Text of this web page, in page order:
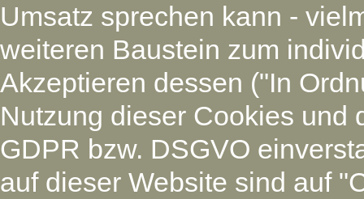
Umsatz sprechen kann -
weiteren Baustein zum
Akzeptieren dessen ("In
Nutzung dieser Cookies und
GDPR bzw. DSGVO
auf dieser Website sind auf